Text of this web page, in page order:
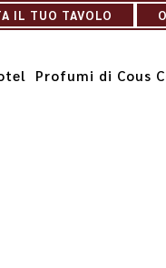
IL TUO TAVOLO
Profumi di Cous